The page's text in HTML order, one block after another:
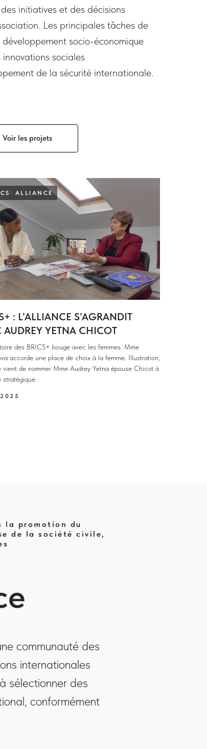
initiatives et des décisions
Les principales tâches de
socio-économique
sociales
de la sécurité internationale.
Voir les projets
ALLIANCE
: L’ALLIANCE S’AGRANDIT
AUDREY YETNA CHICOT
des BRICS+ bouge avec les femmes. Mme
accorde une place de choix à la femme. Illustration,
vient de nommer Mme Audrey Yetna épouse Chicot à
stratégique.
la promotion du
de la société civile,
communauté des
internationales
sélectionner des
conformément